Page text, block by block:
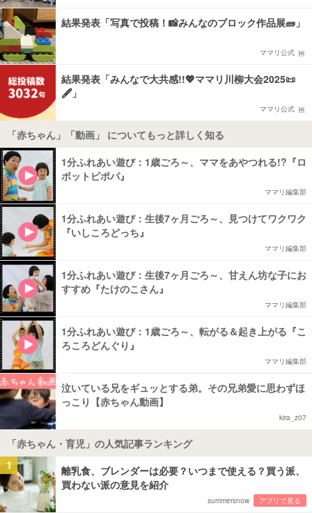
結果発表「写真で投稿！📸みんなのブロック作品展🧱」
ママリ公式
結果発表「みんなで大共感!!💖ママリ川柳大会2025📜
🖋️」
ママリ公式
「赤ちゃん」「動画」 についてもっと詳しく知る
1分ふれあい遊び：1歳ごろ～、ママをあやつれる!?『ロ
ボットピポパ』
ママリ編集部
1分ふれあい遊び：生後7ヶ月ごろ～、見つけてワクワク
『いしころどっち』
ママリ編集部
1分ふれあい遊び：生後7ヶ月ごろ～、甘えん坊な子にお
すすめ『たけのこさん』
ママリ編集部
1分ふれあい遊び：1歳ごろ～、転がる＆起き上がる『こ
ろころどんぐり』
ママリ編集部
泣いている兄をギュッとする弟。その兄弟愛に思わずほ
っこり【赤ちゃん動画】
kira_z07
「赤ちゃん・育児」の人気記事ランキング
1
離乳食、ブレンダーは必要？いつまで使える？買う派、
買わない派の意見を紹介
summersnow アプリで見る